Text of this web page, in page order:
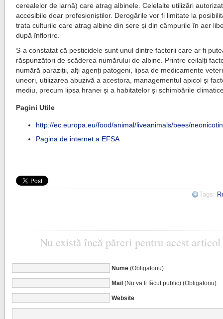
cerealelor de iarnă) care atrag albinele. Celelalte utilizări
accesibile doar profesioniștilor. Derogările vor fi limitate la
trata culturile care atrag albine din sere și din câmpurile în aer
după înflorire.
S-a constatat că pesticidele sunt unul dintre factorii care ar fi
răspunzători de scăderea numărului de albine. Printre ceilalți
numără paraziții, alți agenți patogeni, lipsa de medicamente
uneori, utilizarea abuzivă a acestora, managementul apicol și
mediu, precum lipsa hranei și a habitatelor și schimbările
Pagini Utile
http://ec.europa.eu/food/animal/liveanimals/bees/
Pagina de internet a EFSA
Tags:
Nu există încă păreri pentru acest articol
Nume(Obligatoriu)
Mail(Nu va fi făcut public) (Obligatoriu)
Website